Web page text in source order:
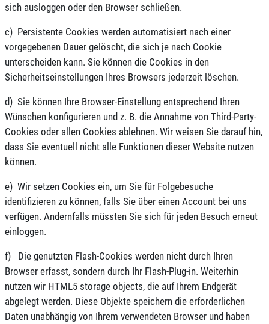
sich ausloggen oder den Browser schließen.
c) Persistente Cookies werden automatisiert nach einer
vorgegebenen Dauer gelöscht, die sich je nach Cookie
unterscheiden kann. Sie können die Cookies in den
Sicherheitseinstellungen Ihres Browsers jederzeit löschen.
d) Sie können Ihre Browser-Einstellung entsprechend Ihren
Wünschen konfigurieren und z. B. die Annahme von Third-Party-
Cookies oder allen Cookies ablehnen. Wir weisen Sie darauf hin,
dass Sie eventuell nicht alle Funktionen dieser Website nutzen
können.
e) Wir setzen Cookies ein, um Sie für Folgebesuche
identifizieren zu können, falls Sie über einen Account bei uns
verfügen. Andernfalls müssten Sie sich für jeden Besuch erneut
einloggen.
f) Die genutzten Flash-Cookies werden nicht durch Ihren
Browser erfasst, sondern durch Ihr Flash-Plug-in. Weiterhin
nutzen wir HTML5 storage objects, die auf Ihrem Endgerät
abgelegt werden. Diese Objekte speichern die erforderlichen
Daten unabhängig von Ihrem verwendeten Browser und haben